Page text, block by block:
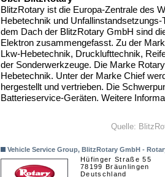
BlitzRotary ist die Europa-Zentrale des
Hebetechnik und
dem Dach der BlitzRotary GmbH sind
Elektron zusammengefasst. Zu der
Lkw-Hebetechnik, Drucklufttechnik,
der Sonderwerkzeuge. Die Marke
Hebetechnik. Unter der Marke Chief
hergestellt und vertrieben. Die
Batterieservice-Geräten. Weitere
Quelle:
Vehicle Service Group, BlitzRotary GmbH -
Hüfinger Straße 55
78199 Bräunlingen
Deutschland